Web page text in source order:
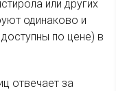
или других
одинаково и
по цене) в
отвечает за